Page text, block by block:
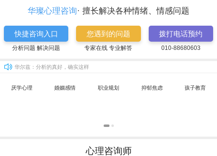
华璨心理咨询· 擅长解决各种情绪、情感问题
快捷咨询入口
分析问题 解决问题
您遇到的问题
专家在线 专业解答
拨打电话预约
010-88680603
常青藤：我生的也是女儿，婆婆对也很冷淡，现在我俩都不怎么说话，我
韩女士：孩子现在初二，成绩一直处于中等，最忌开始喜欢玩游戏，怎么
可爱的：我们家的是不太听话，很皮，爱顶嘴，
华尔兹： 分析的真好，确实这样
厌学心理
婚姻感情 职业规划 抑郁焦虑 孩子教育
心理咨询师